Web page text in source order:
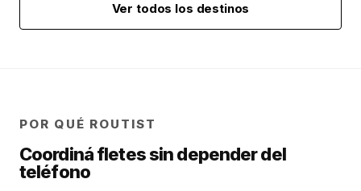
Ver todos los destinos
POR QUÉ ROUTIST
Coordiná fletes sin depender del
teléfono